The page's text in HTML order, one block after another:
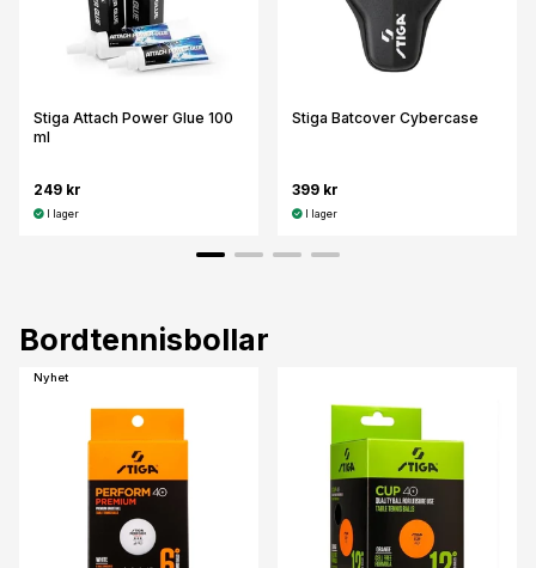
Stiga Attach Power Glue 100
ml
249 kr
I lager
Stiga Batcover Cybercase
399 kr
I lager
Bordtennisbollar
Nyhet